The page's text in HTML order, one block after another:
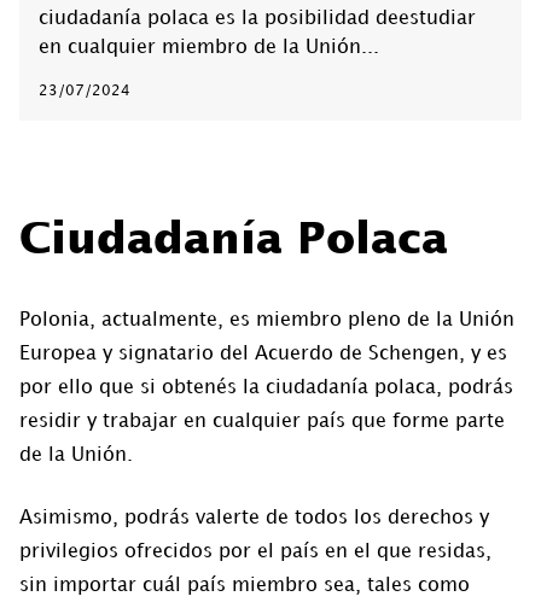
ciudadanía polaca es la posibilidad deestudiar
en cualquier miembro de la Unión...
23/07/2024
Ciudadanía Polaca
Polonia, actualmente, es miembro pleno de la Unión
Europea y signatario del Acuerdo de Schengen, y es
por ello que si obtenés la ciudadanía polaca, podrás
residir y trabajar en cualquier país que forme parte
de la Unión.
Asimismo, podrás valerte de todos los derechos y
privilegios ofrecidos por el país en el que residas,
sin importar cuál país miembro sea, tales como